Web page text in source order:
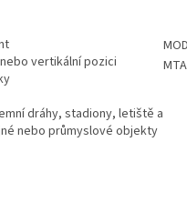
vertikální pozici
dráhy, stadiony, letiště a
nebo průmyslové objekty